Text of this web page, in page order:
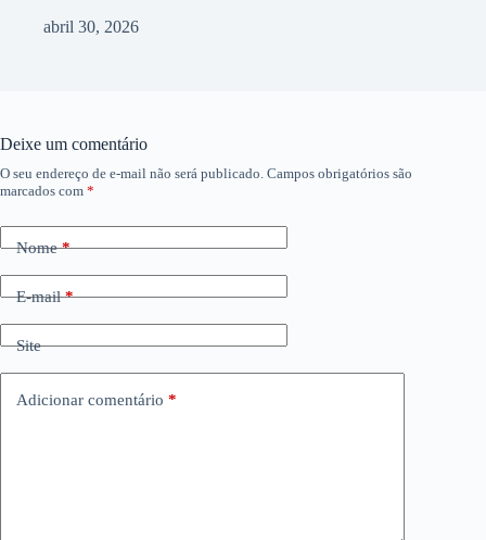
abril 30, 2026
Deixe um comentário
O seu endereço de e-mail não será publicado. Campos obrigatórios são
marcados com *
Nome*
E-mail*
Site
Adicionar comentário *